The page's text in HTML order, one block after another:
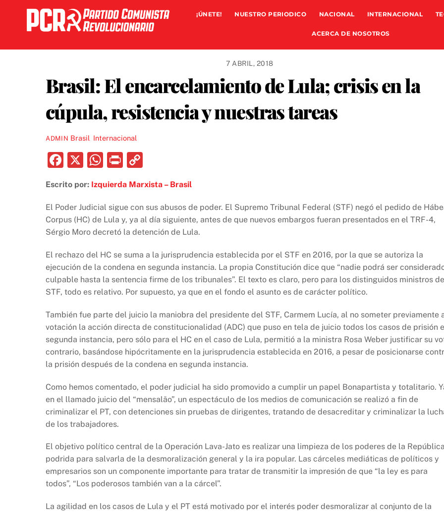
content
¡ÚNETE! NUESTRO PERIODICO NACIONAL INTERNACIONAL
ACERCA DE NOSOTROS
7 ABRIL, 2018
Brasil: El encarcelamiento de Lula; crisis en la
cúpula, resistencia y nuestras tareas
ADMIN Brasil Internacional
F
c
e
b
o
o
k
X
W
at
s
A
p
p
P
nt p
y
Li
n
k
Escrito por: Izquierda Marxista – Brasil
El Poder Judicial sigue con sus abusos de poder. El Supremo Tribunal Federal (STF) negó el pedido de
Corpus (HC) de Lula y, ya al día siguiente, antes de que nuevos embargos fueran presentados en el TRF-4,
Sérgio Moro decretó la detención de Lula.
El rechazo del HC se suma a la jurisprudencia establecida por el STF en 2016, por la que se autoriza la
ejecución de la condena en segunda instancia. La propia Constitución dice que “nadie podrá ser
culpable hasta la sentencia firme de los tribunales”. El texto es claro, pero para los distinguidos ministros
STF, todo es relativo. Por supuesto, ya que en el fondo el asunto es de carácter político.
También fue parte del juicio la maniobra del presidente del STF, Carmem Lucía, al no someter previamente
votación la acción directa de constitucionalidad (ADC) que puso en tela de juicio todos los casos de prisión
segunda instancia, pero sólo para el HC en el caso de Lula, permitió a la ministra Rosa Weber justificar su
contrario, basándose hipócritamente en la jurisprudencia establecida en 2016, a pesar de posicionarse
la prisión después de la condena en segunda instancia.
Como hemos comentado, el poder judicial ha sido promovido a cumplir un papel Bonapartista y totalitario.
en el llamado juicio del “mensalão”, un espectáculo de los medios de comunicación se realizó a fin de
criminalizar el PT, con detenciones sin pruebas de dirigentes, tratando de desacreditar y criminalizar la
de los trabajadores.
El objetivo político central de la Operación Lava-Jato es realizar una limpieza de los poderes de la República
podrida para salvarla de la desmoralización general y la ira popular. Las cárceles mediáticas de políticos y
empresarios son un componente importante para tratar de transmitir la impresión de que “la ley es para
todos”, “Los poderosos también van a la cárcel”.
La agilidad en los casos de Lula y el PT está motivado por el interés poder desmoralizar al conjunto de la